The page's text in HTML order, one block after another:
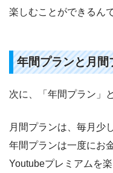
楽しむことができるんで
年間プランと月間
次に、「年間プラン」
月間プランは、毎月少
年間プランは一度にお
Youtubeプレミアムを